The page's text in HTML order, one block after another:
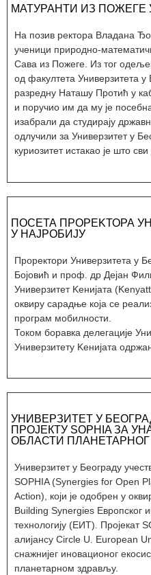
МАТУРАНТИ ИЗ ПОЖЕГЕ
На позив ректора Владана
ученици природно-
Сава из Пожеге. Из тог
од факултета Универзитета
разредну Наташу Протић у
и поручио им да му је
изабрали да студирају
одлучили за Универзитет у
куриозитет истакао је што
ПОСЕТА ПРОРЕKТОРА
У НАЈРОБИЈУ
Проректори Универзитета у
Бојовић и проф. др Дејан
Универзитет Kенијата
оквиру сарадње која се
програм мобилности.
Током боравка делегације
Универзитету Kенијата
УНИВЕРЗИТЕТ У
ПРОЈЕКТУ SOPHIA ЗА
ОБЛАСТИ
Универзитет у Београду
SOPHIA (Synergies for Open
Action), који је одобрен у
Building Synergies Европског
технологију (ЕИТ). Пројекат
алијансу Circle U. European
снажнијег иновационог
планетарном здрављу.